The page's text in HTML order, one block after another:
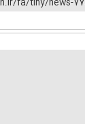
fa/tiny/news-